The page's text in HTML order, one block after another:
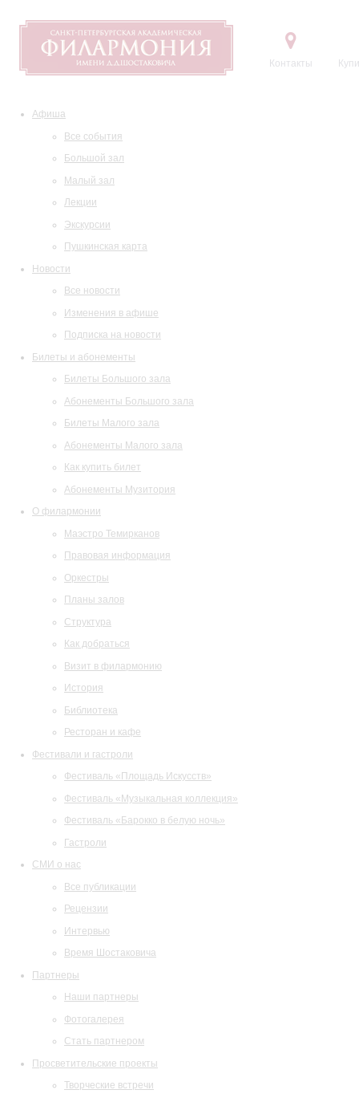
Контакты
Афиша
Все события
Большой зал
Малый зал
Лекции
Экскурсии
Пушкинская карта
Новости
Все новости
Изменения в афише
Подписка на новости
Билеты и абонементы
Билеты Большого зала
Абонементы Большого зала
Билеты Малого зала
Абонементы Малого зала
Как купить билет
Абонементы Музитория
О филармонии
Маэстро Темирканов
Правовая информация
Оркестры
Планы залов
Структура
Как добраться
Визит в филармонию
История
Библиотека
Ресторан и кафе
Фестивали и гастроли
Фестиваль «Площадь Искусств»
Фестиваль «Музыкальная коллекция»
Фестиваль «Барокко в белую ночь»
Гастроли
СМИ о нас
Все публикации
Рецензии
Интервью
Время Шостаковича
Партнеры
Наши партнеры
Фотогалерея
Стать партнером
Просветительские проекты
Творческие встречи